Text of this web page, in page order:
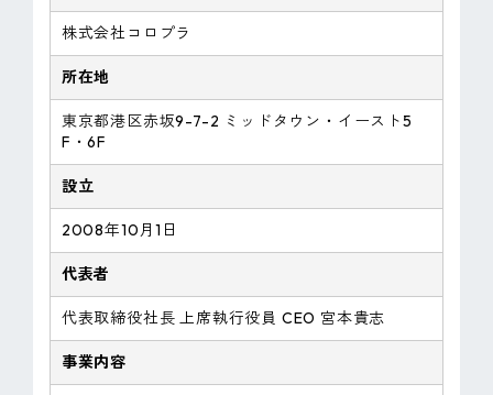
株式会社コロプラ
所在地
東京都港区赤坂9-7-2 ミッドタウン・イースト5
F・6F
設立
2008年10月1日
代表者
代表取締役社長 上席執行役員 CEO 宮本貴志
事業内容